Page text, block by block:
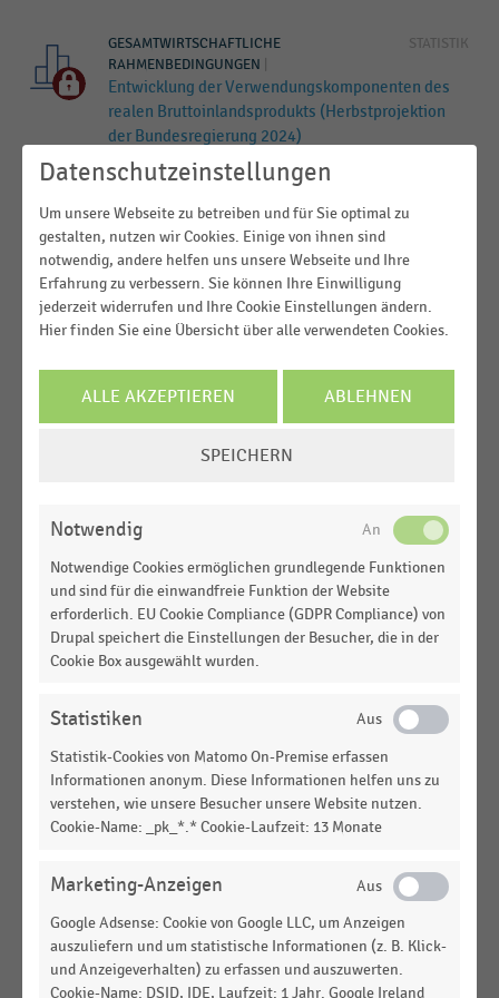
GESAMTWIRTSCHAFTLICHE
RAHMENBEDINGUNGEN
STATISTIK
Entwicklung der Verwendungskomponenten des
realen Bruttoinlandsprodukts (Herbstprojektion
der Bundesregierung 2024)
GESAMTWIRTSCHAFTLICHE
RAHMENBEDINGUNGEN
Prognose des ifo Instituts zur
gesamtwirtschaftlichen Entwicklung Deutschlands
(2023-2025)
GESAMTWIRTSCHAFTLICHE
STATISTIK
Prognose des IW Köln zur Entwicklung der
Wirtschaftsleistung Deutschlands (2021-2023)
RAHMENBEDINGUNGEN|
(2022-2024)
GESAMTWIRTSCHAFTLICHE
RAHMENBEDINGUNGEN|
STATISTIK
Prognose des Hamburgischen
WeltWirtschaftsInstituts (HWWI) zur
gesamtwirtschaftlichen Entwicklung Deutschlands
RAHMENBEDINGUNGEN|
STATISTIK
Prognose des Leibnitz-Instituts für
Wirtschaftsforschung zur Entwicklung der
Wirtschaftsleistung Deutschlands (2022-2024)
GESAMTWIRTSCHAFTLICHE
RAHMENBEDINGUNGEN
STATISTIK
Eckwerte der Projektion der Deutschen
Bundesbank zur gesamtwirtschaftlichen
Entwicklung Deutschlands (2020-2024)
2020
Datenschutzeinstellungen
Um unsere Webseite zu betreiben und für Sie optimal zu
gestalten, nutzen wir Cookies. Einige von ihnen sind
notwendig, andere helfen uns unsere Webseite und Ihre
Erfahrung zu verbessern. Sie können Ihre Einwilligung
jederzeit widerrufen und Ihre Cookie Einstellungen ändern.
Hier finden Sie eine Übersicht über alle verwendeten Cookies.
ALLE AKZEPTIEREN ABLEHNEN
SPEICHERN
Notwendig
Notwendige Cookies ermöglichen grundlegende Funktionen
und sind für die einwandfreie Funktion der Website
erforderlich. EU Cookie Compliance (GDPR Compliance) von
Drupal speichert die Einstellungen der Besucher, die in der
Cookie Box ausgewählt wurden.
Statistiken
Statistik-Cookies von Matomo On-Premise erfassen
Informationen anonym. Diese Informationen helfen uns zu
verstehen, wie unsere Besucher unsere Website nutzen.
Cookie-Name: _pk_*.* Cookie-Laufzeit: 13 Monate
Marketing-Anzeigen
Google Adsense: Cookie von Google LLC, um Anzeigen
auszuliefern und um statistische Informationen (z. B. Klick-
und Anzeigeverhalten) zu erfassen und auszuwerten.
Cookie-Name: DSID, IDE, Laufzeit: 1 Jahr. Google Ireland